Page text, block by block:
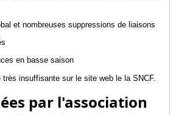
et nombreuses suppressions de liaisons
en basse saison
insuffisante sur le site web le la SNCF.
par l'association